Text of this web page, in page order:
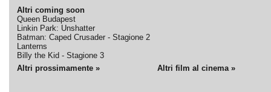
Altri coming soon
Queen Budapest
Linkin Park: Unshatter
Batman: Caped Crusader - Stagione 2
Lanterns
Billy the Kid - Stagione 3
Altri prossimamente » Altri film al cinema »